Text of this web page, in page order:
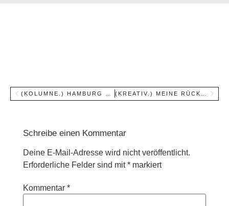
(KOLUMNE.) HAMBURG – MEINE PERSÖNLICHEN LIEBLINGSORTE (KREATIV.) MEINE RÜCKKEHR ZUM PAPIERKALENDER UND VORLAGE FÜR EINEN WEEKLY PLANNER
Schreibe einen Kommentar
Deine E-Mail-Adresse wird nicht veröffentlicht.
Erforderliche Felder sind mit*markiert
Kommentar *